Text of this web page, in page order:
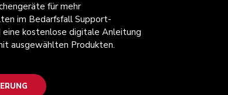
für mehr
im Bedarfsfall Support-
eine kostenlose digitale Anleitung
ausgewählten Produkten.